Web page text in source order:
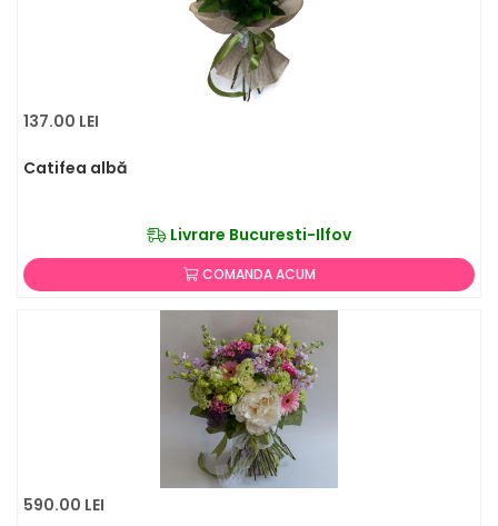
137.00 LEI
Catifea albă
Livrare Bucuresti-Ilfov
COMANDA ACUM
590.00 LEI